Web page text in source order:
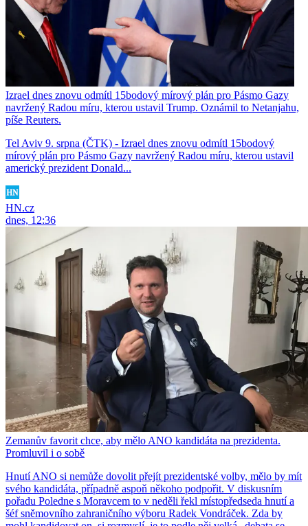
Izrael dnes znovu odmítl 15bodový mírový plán pro Pásmo Gazy
navržený Radou míru, kterou ustavil Trump. Oznámil to Netanjahu,
píše Reuters.
Tel Aviv 9. srpna (ČTK) - Izrael dnes znovu odmítl 15bodový
mírový plán pro Pásmo Gazy navržený Radou míru, kterou ustavil
americký prezident Donald...
HN.cz
dnes, 12:36
Zemanův favorit chce, aby mělo ANO kandidáta na prezidenta.
Promluvil i o sobě
Hnutí ANO si nemůže dovolit přejít prezidentské volby, mělo by mít
svého kandidáta, případně aspoň někoho podpořit. V diskusním
pořadu Poledne s Moravcem to v neděli řekl místopředseda hnutí a
šéf sněmovního zahraničního výboru Radek Vondráček. Zda by